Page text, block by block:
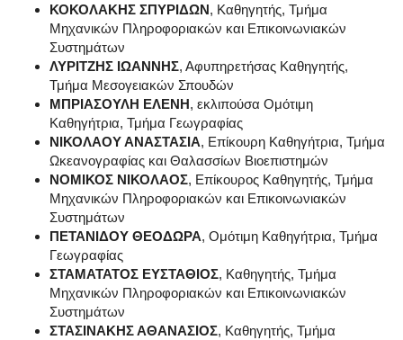
ΚΟΚΟΛΑΚΗΣ ΣΠΥΡΙΔΩΝ, Καθηγητής, Τμήμα
Μηχανικών Πληροφοριακών και Επικοινωνιακών
Συστημάτων
ΛΥΡΙΤΖΗΣ ΙΩΑΝΝΗΣ, Αφυπηρετήσας Καθηγητής,
Τμήμα Μεσογειακών Σπουδών
ΜΠΡΙΑΣΟΥΛΗ ΕΛΕΝΗ, εκλιπούσα Ομότιμη
Καθηγήτρια, Τμήμα Γεωγραφίας
ΝΙΚΟΛΑΟΥ ΑΝΑΣΤΑΣΙΑ, Επίκουρη Καθηγήτρια, Τμήμα
Ωκεανογραφίας και Θαλασσίων Βιοεπιστημών
ΝΟΜΙΚΟΣ ΝΙΚΟΛΑΟΣ, Επίκουρος Καθηγητής, Τμήμα
Μηχανικών Πληροφοριακών και Επικοινωνιακών
Συστημάτων
ΠΕΤΑΝΙΔΟΥ ΘΕΟΔΩΡΑ, Ομότιμη Καθηγήτρια, Τμήμα
Γεωγραφίας
ΣΤΑΜΑΤΑΤΟΣ ΕΥΣΤΑΘΙΟΣ, Καθηγητής, Τμήμα
Μηχανικών Πληροφοριακών και Επικοινωνιακών
Συστημάτων
ΣΤΑΣΙΝΑΚΗΣ ΑΘΑΝΑΣΙΟΣ, Καθηγητής, Τμήμα